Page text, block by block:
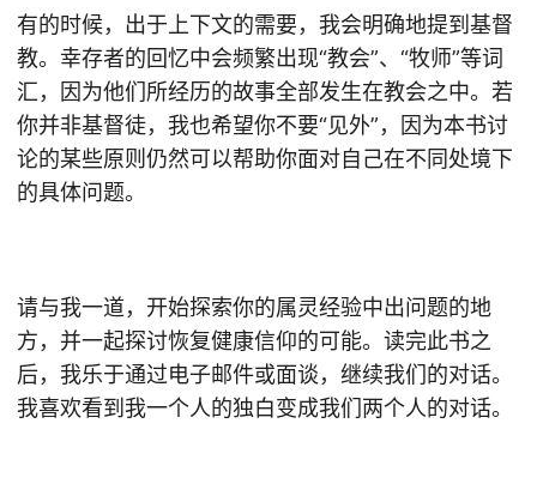
有的时候，出于上下文的需要，我会明确地提到基督
教。幸存者的回忆中会频繁出现“教会”、“牧师”等词
汇，因为他们所经历的故事全部发生在教会之中。若
你并非基督徒，我也希望你不要“见外”，因为本书讨
论的某些原则仍然可以帮助你面对自己在不同处境下
的具体问题。
请与我一道，开始探索你的属灵经验中出问题的地
方，并一起探讨恢复健康信仰的可能。读完此书之
后，我乐于通过电子邮件或面谈，继续我们的对话。
我喜欢看到我一个人的独白变成我们两个人的对话。